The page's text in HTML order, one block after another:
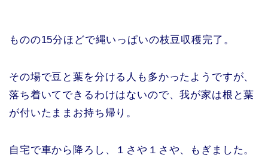
ものの15分ほどで縄いっぱいの枝豆収穫完了。
その場で豆と葉を分ける人も多かったようですが、
落ち着いてできるわけはないので、我が家は根と葉
が付いたままお持ち帰り。
自宅で車から降ろし、１さや１さや、もぎました。